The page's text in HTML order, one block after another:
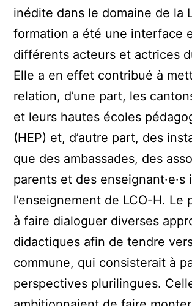
inédite dans le domaine de la
formation a été une interface
différents acteurs et actrices
Elle a en effet contribué à
relation, d’une part, les
et leurs hautes écoles
(HEP) et, d’autre part, des
que des ambassades, des
parents et des enseignant·e·s
l’enseignement de LCO-H. Le
à faire dialoguer diverses
didactiques afin de tendre
commune, qui consisterait à
perspectives plurilingues.